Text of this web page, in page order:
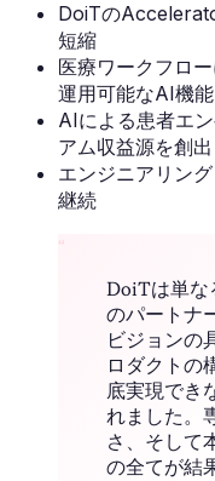
DoiTの
短縮
医療ワークフロ
運用可能なAI機
AIによる患者エ
アム収益源を創出
エンジニアリン
継続
“
DoiTは単な
のパートナ
ビジョンの
ロダクトの
底実現でき
れました。
さ、そして
の全てが結